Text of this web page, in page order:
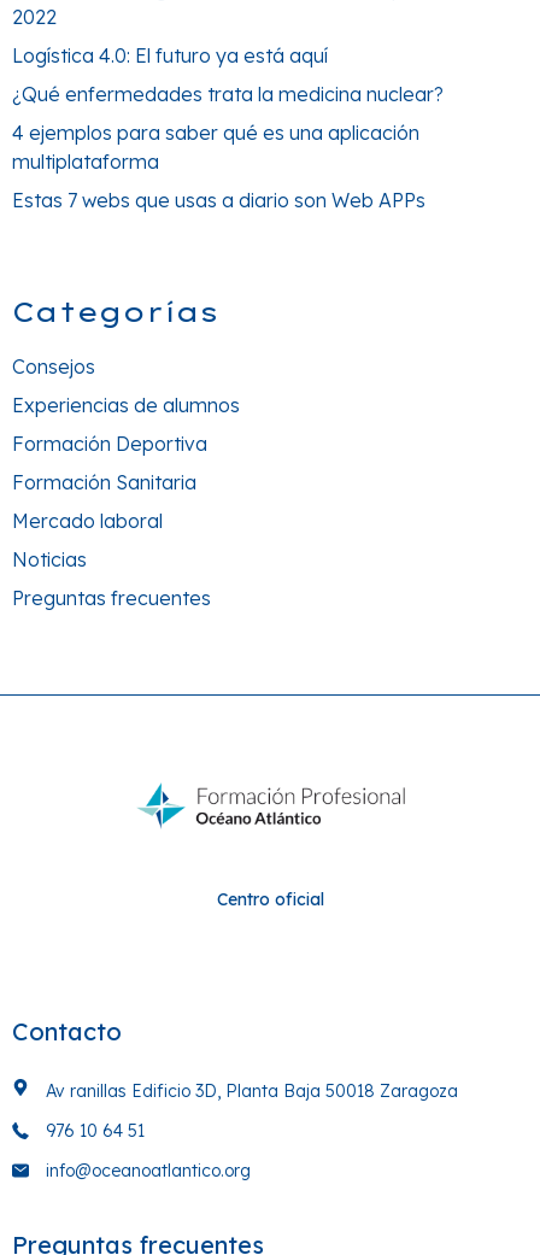
2022
Logística 4.0: El futuro ya está aquí
¿Qué enfermedades trata la medicina nuclear?
4 ejemplos para saber qué es una aplicación
multiplataforma
Estas 7 webs que usas a diario son Web APPs
Categorías
Consejos
Experiencias de alumnos
Formación Deportiva
Formación Sanitaria
Mercado laboral
Noticias
Preguntas frecuentes
Centro oficial
Contacto
Av ranillas Edificio 3D, Planta Baja 50018 Zaragoza
976 10 64 51
info@oceanoatlantico.org
Preguntas frecuentes